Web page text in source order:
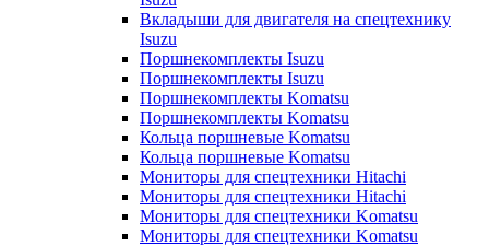
Вкладыши для двигателя на спецтехнику
Isuzu
Поршнекомплекты Isuzu
Поршнекомплекты Isuzu
Поршнекомплекты Komatsu
Поршнекомплекты Komatsu
Кольца поршневые Komatsu
Кольца поршневые Komatsu
Мониторы для спецтехники Hitachi
Мониторы для спецтехники Hitachi
Мониторы для спецтехники Komatsu
Мониторы для спецтехники Komatsu